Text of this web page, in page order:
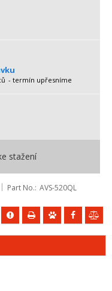
- termín upřesníme
stažení
Part No. AVS-520QL